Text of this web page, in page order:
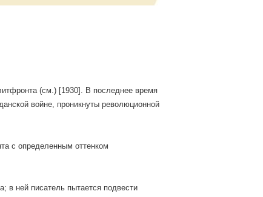
(см.) [1930]. В последнее время
войне, проникнуты революционной
с определенным оттенком
в ней писатель пытается подвести